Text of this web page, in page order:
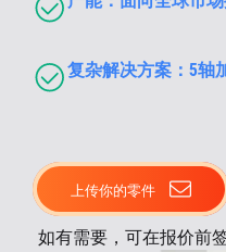
复杂解决方案：5轴
上传你的零件
如有需要，可在报价前